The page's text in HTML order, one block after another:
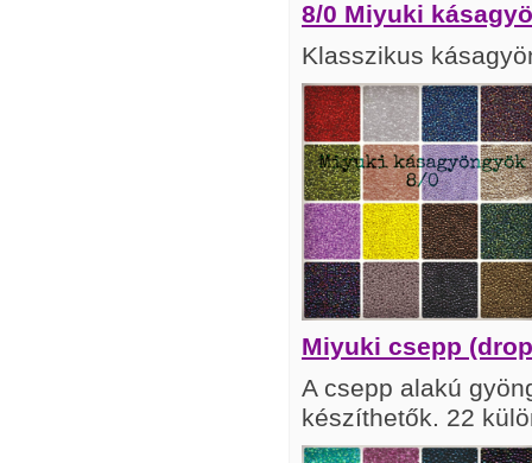
8/0 Miyuki
Klasszikus
Miyuki csepp
A csepp alakú
készíthetők. 22